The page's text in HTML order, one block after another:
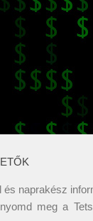
és naprakész
meg a